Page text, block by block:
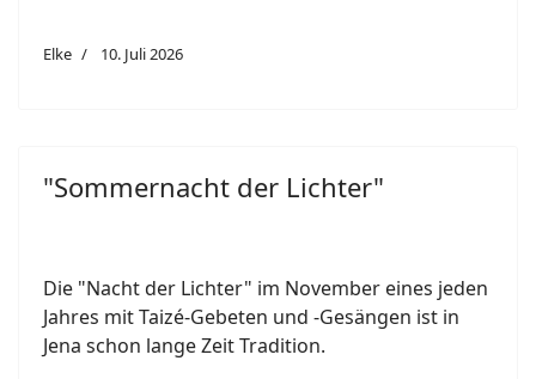
Elke 10. Juli 2026
"Sommernacht der Lichter"
Die "Nacht der Lichter" im November eines jeden
Jahres mit Taizé-Gebeten und -Gesängen ist in
Jena schon lange Zeit Tradition.